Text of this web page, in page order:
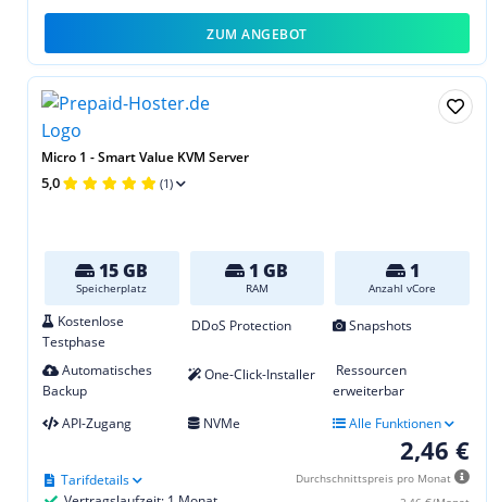
ZUM ANGEBOT
Micro 1 - Smart Value KVM Server
5,0 (1)
15 GB
Speicherplatz
1 GB
RAM
1
Anzahl vCore
Kostenlose
Testphase
DDoS Protection Snapshots
Automatisches
Backup
One-Click-Installer
Ressourcen
erweiterbar
API-Zugang
NVMe Alle Funktionen
2,46 €
Durchschnittspreis pro Monat
Tarifdetails